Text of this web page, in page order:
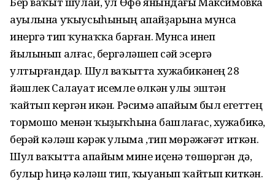
ауылына уҡыусыһының апайҙарына мунса
инергә тип ҡунаҡҡа барған. Мунса инеп
йылынып алғас, бергәләшеп сәй эсергә
ултырғандар. Шул ваҡытта хужабикәнең 28
йәшлек Салауат исемле өлкән улы эштән
ҡайтып кергән икән. Рәсимә апайым был егеттең
тормошо менән ҡыҙыҡһына башлағас, хужабикә,
берәй кәләш кәрәк улыма ,тип мөрәжәғәт иткән.
Шул ваҡытта апайым мине иҫенә төшөргән дә,
булыр һиңә кәләш тип, ҡыуанып ҡайтып киткән.